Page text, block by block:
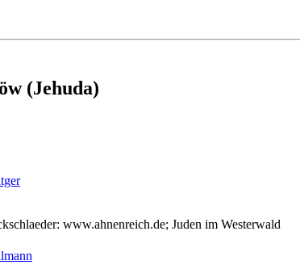
(Jehuda)
www.ahnenreich.de; Juden im Westerwald